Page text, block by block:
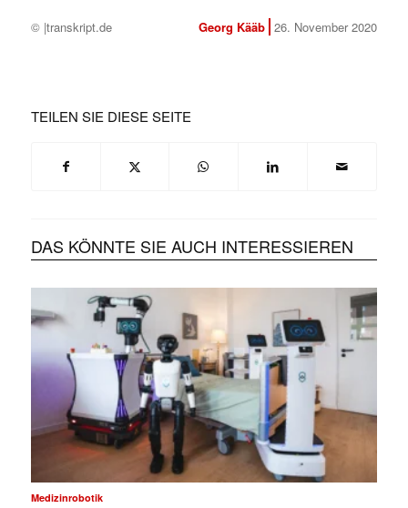
© |transkript.de Georg Kääb 26. November 2020
TEILEN SIE DIESE SEITE
DAS KÖNNTE SIE AUCH INTERESSIEREN
Medizinrobotik